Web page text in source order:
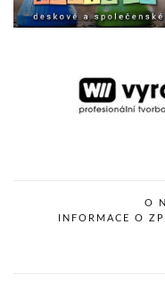
O
INFORMACE O